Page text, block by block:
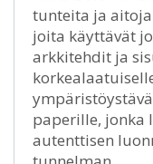
tunteita ja
joita käyttävät
arkkitehdit ja
paperille, jonka
autenttisen